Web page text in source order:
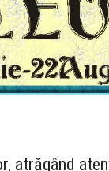
atrăgând